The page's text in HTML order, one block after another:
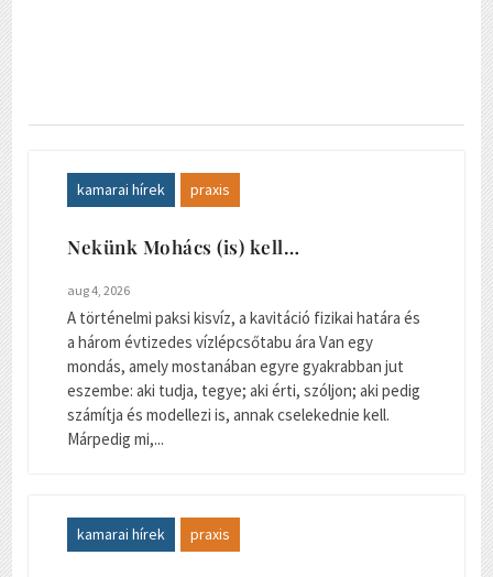
kamarai hírek praxis
Nekünk Mohács (is) kell…
aug 4, 2026
A történelmi paksi kisvíz, a kavitáció fizikai határa és
a három évtizedes vízlépcsőtabu ára Van egy
mondás, amely mostanában egyre gyakrabban jut
eszembe: aki tudja, tegye; aki érti, szóljon; aki pedig
számítja és modellezi is, annak cselekednie kell.
Márpedig mi,...
kamarai hírek praxis